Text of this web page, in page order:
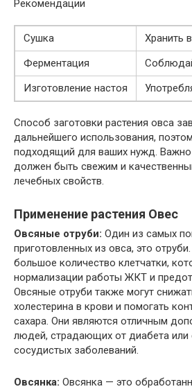
Рекомендации
Сушка
Хранить
Ферментация
Изготовление настоя
Способ заготовки растения овса
дальнейшего использования,
подходящий для ваших нужд. Важно
должен быть свежим и
лечебных свойств.
Применение растения Овес
Овсяные отруби: Один из самых
приготовленных из овса, это
большое количество клетчатки,
нормализации работы ЖКТ и
Овсяные отруби также могут
холестерина в крови и помогать
сахара. Они являются отличным
людей, страдающих от диабета или
сосудистых заболеваний.
Овсянка: Овсянка — это